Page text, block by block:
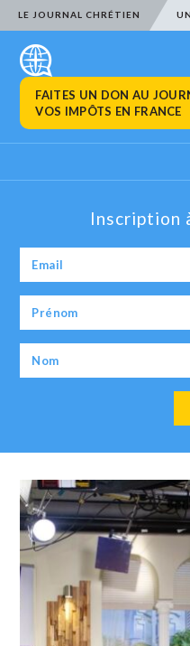
LE JOURNAL CHRÉTIEN
FAITES UN DON AU
VOS IMPÔTS EN FRANCE
Inscription